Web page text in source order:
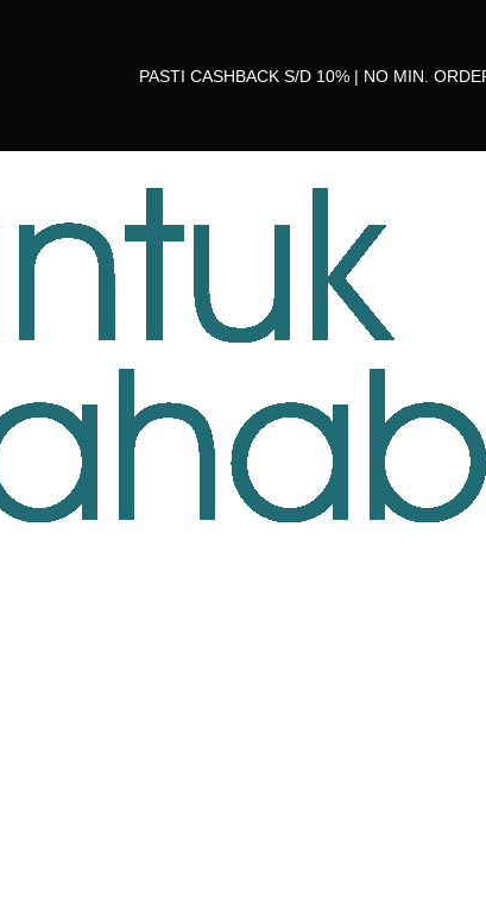
PASTI CASHBACK S/D 10% | NO MIN.